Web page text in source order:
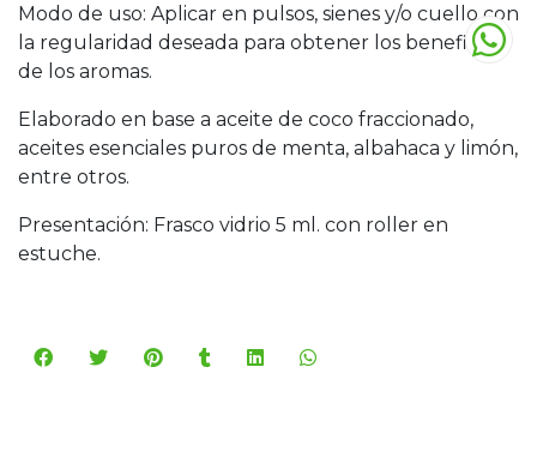
Modo de uso: Aplicar en pulsos, sienes y/o cuello con
la regularidad deseada para obtener los beneficios
de los aromas.
Elaborado en base a aceite de coco fraccionado,
aceites esenciales puros de menta, albahaca y limón,
entre otros.
Presentación: Frasco vidrio 5 ml. con roller en
estuche.